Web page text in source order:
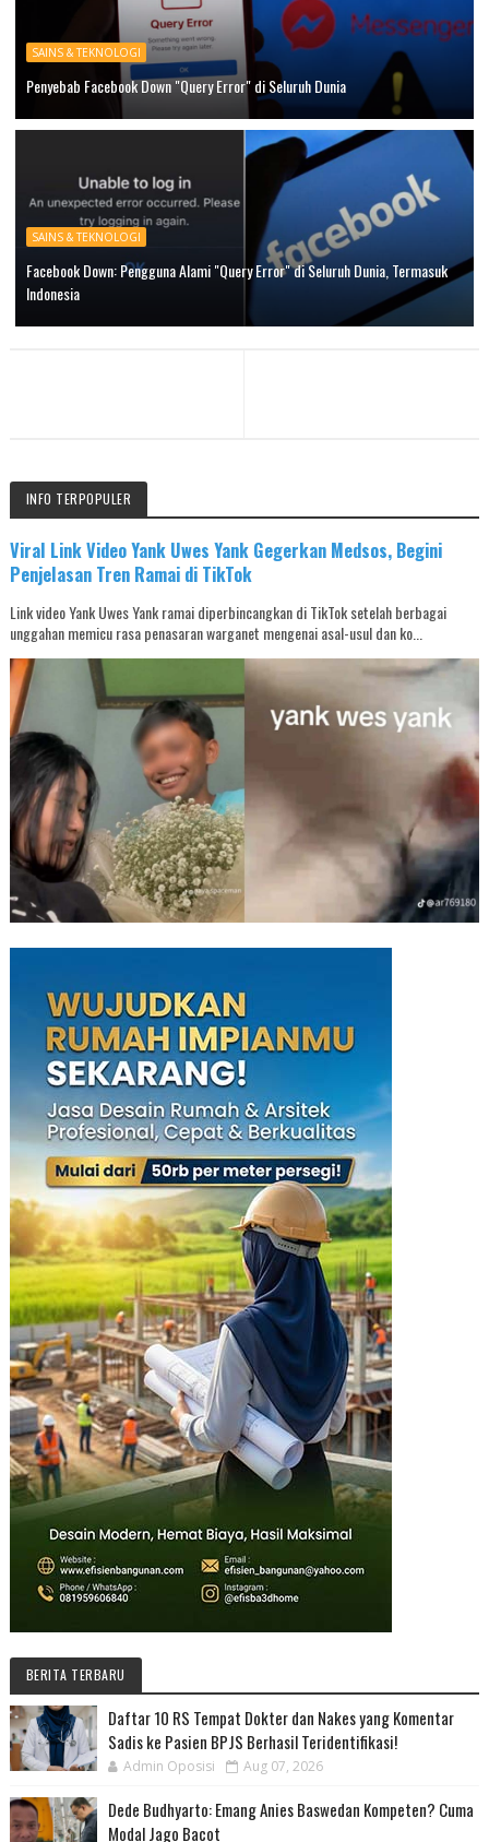
SAINS & TEKNOLOGI
Penyebab Facebook Down "Query Error" di Seluruh Dunia
SAINS & TEKNOLOGI
Facebook Down: Pengguna Alami "Query Error" di Seluruh Dunia, Termasuk
Indonesia
INFO TERPOPULER
Viral Link Video Yank Uwes Yank Gegerkan Medsos, Begini
Penjelasan Tren Ramai di TikTok
Link video Yank Uwes Yank ramai diperbincangkan di TikTok setelah berbagai
unggahan memicu rasa penasaran warganet mengenai asal-usul dan ko...
BERITA TERBARU
Daftar 10 RS Tempat Dokter dan Nakes yang Komentar
Sadis ke Pasien BPJS Berhasil Teridentifikasi!
Admin Oposisi Aug 07, 2026
Dede Budhyarto: Emang Anies Baswedan Kompeten? Cuma
Modal Jago Bacot